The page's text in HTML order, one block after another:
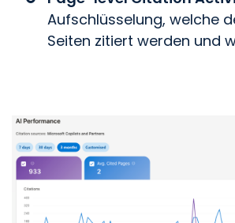
Aufschlüsselung, welche
Seiten zitiert werden und